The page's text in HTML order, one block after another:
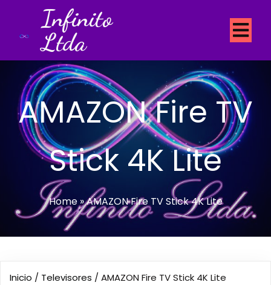
Infinito
Ltda
AMAZON Fire TV
Stick 4K Lite
Home»AMAZON Fire TV Stick 4K Lite
Inicio / Televisores / AMAZON Fire TV Stick 4K Lite